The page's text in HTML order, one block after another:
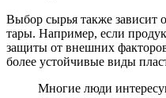
Выбор сырья также зависит
тары. Например, если
защиты от внешних
более устойчивые виды
Многие люди